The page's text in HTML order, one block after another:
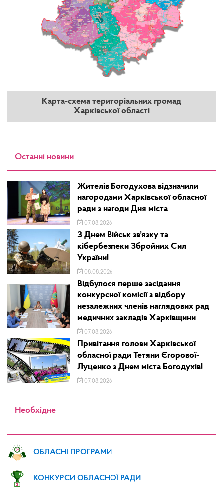
Карта-схема територіальних громад
Харківської області
Останні новини
Жителів Богодухова відзначили
нагородами Харківської обласної
ради з нагоди Дня міста
07.08.2026
З Днем Військ зв’язку та
кібербезпеки Збройних Сил
України!
08.08.2026
Відбулося перше засідання
конкурсної комісії з відбору
незалежних членів наглядових рад
медичних закладів Харківщини
07.08.2026
Привітання голови Харківської
обласної ради Тетяни Єгорової-
Луценко з Днем міста Богодухів!
07.08.2026
Необхідне
ОБЛАСНІ ПРОГРАМИ
КОНКУРСИ ОБЛАСНОЇ РАДИ